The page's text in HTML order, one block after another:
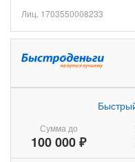
Лиц. 1703550008233
Сумма до
100 000 ₽